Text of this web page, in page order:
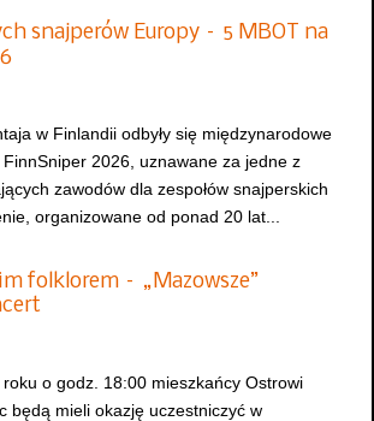
snajperów Europy – 5 MBOT na
w Finlandii odbyły się międzynarodowe
2026, uznawane za jedne z
zawodów dla zespołów snajperskich
organizowane od ponad 20 lat...
folklorem – „Mazowsze”
o godz. 18:00 mieszkańcy Ostrowi
będą mieli okazję uczestniczyć w